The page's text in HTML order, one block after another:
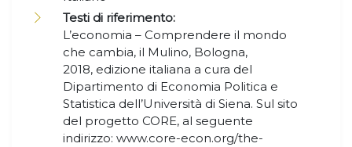
Testi di riferimento:
L’economia – Comprendere il mondo
che cambia, il Mulino, Bologna,
2018, edizione italiana a cura del
Dipartimento di Economia Politica e
Statistica dell’Università di Siena. Sul sito
del progetto CORE, al seguente
indirizzo: www.core-econ.org/the-